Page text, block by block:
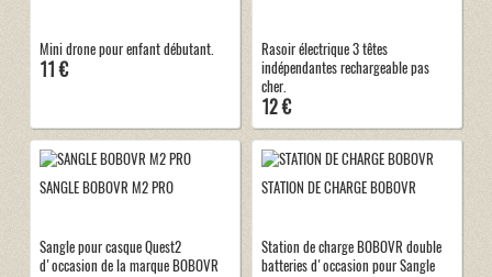
Mini drone pour enfant débutant.
11 €
Rasoir électrique 3 têtes
indépendantes rechargeable pas
cher.
12 €
SANGLE BOBOVR M2 PRO
Sangle pour casque Quest2
d'occasion de la marque BOBOVR
STATION DE CHARGE BOBOVR
Station de charge BOBOVR double
batteries d'occasion pour Sangle